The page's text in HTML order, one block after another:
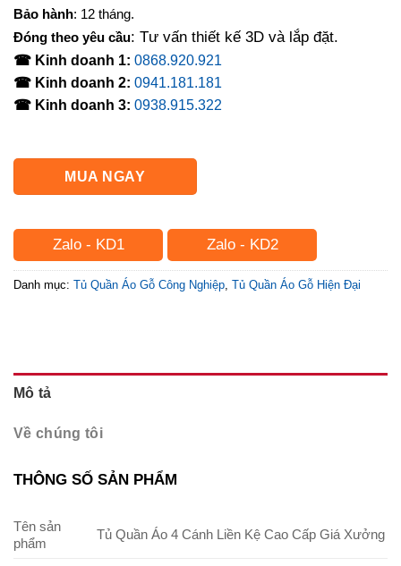
Bảo hành: 12 tháng.
Đóng theo yêu cầu: Tư vấn thiết kế 3D và lắp đặt.
☎ Kinh doanh 1: 0868.920.921
☎ Kinh doanh 2: 0941.181.181
☎ Kinh doanh 3: 0938.915.322
MUA NGAY
Zalo - KD1 Zalo - KD2
Danh mục: Tủ Quần Áo Gỗ Công Nghiệp Tủ Quần Áo Gỗ Hiện Đại
Mô tả
Về chúng tôi
THÔNG SỐ SẢN PHẨM
Tên sản
phẩm
Tủ Quần Áo 4 Cánh Liền Kệ Cao Cấp Giá Xưởng